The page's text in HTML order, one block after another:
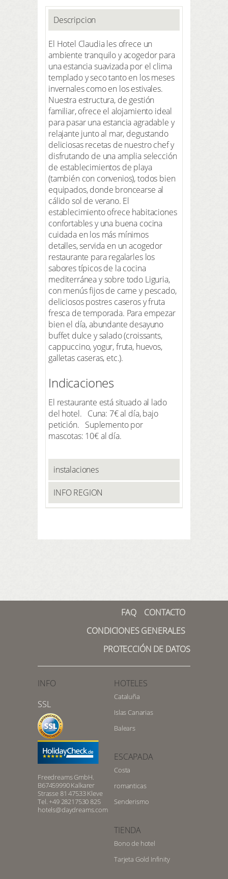
Descripcion
El Hotel Claudia les ofrece un
ambiente tranquilo y acogedor para
una estancia suavizada por el clima
templado y seco tanto en los meses
invernales como en los estivales.
Nuestra estructura, de gestión
familiar, ofrece el alojamiento ideal
para pasar una estancia agradable y
relajante junto al mar, degustando
deliciosas recetas de nuestro chef y
disfrutando de una amplia selección
de establecimientos de playa
(también con convenios), todos bien
equipados, donde broncearse al
cálido sol de verano. El
establecimiento ofrece habitaciones
confortables y una buena cocina
cuidada en los más mínimos
detalles, servida en un acogedor
restaurante para regalarles los
sabores típicos de la cocina
mediterránea y sobre todo Liguria,
con menús fijos de carne y pescado,
deliciosos postres caseros y fruta
fresca de temporada. Para empezar
bien el día, abundante desayuno
buffet dulce y salado (croissants,
cappuccino, yogur, fruta, huevos,
galletas caseras, etc.).
Indicaciones
El restaurante está situado al lado
del hotel. Cuna: 7€ al día, bajo
petición. Suplemento por
mascotas: 10€ al día.
instalaciones
INFO REGION
FAQ
CONTACTO
CONDICIONES GENERALES
PROTECCIÓN DE DATOS
INFO
SSL
Freedreams GmbH.
B67459990 Kalkarer
Strasse 81 47533 Kleve
Tel. +49 28217530 825
hotels@daydreams.com
HOTELES
Cataluña
Islas Canarias
Balears
ESCAPADA
Costa
romanticas
Senderismo
TIENDA
Bono de hotel
Tarjeta Gold Infinity